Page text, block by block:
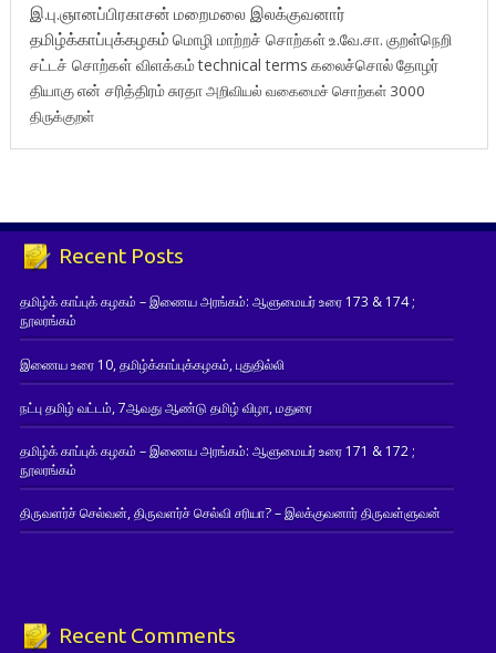
இ.பு.ஞானப்பிரகாசன் மறைமலை இலக்குவனார்
தமிழ்க்காப்புக்கழகம் மொழி மாற்றச் சொற்கள்உ.வே.சா. குறள்நெறி
சட்டச் சொற்கள் விளக்கம்technical terms கலைச்சொல்தோழர்
தியாகுஎன் சரித்திரம்சுரதாஅறிவியல் வகைமைச் சொற்கள் 3000
திருக்குறள்
Recent Posts
தமிழ்க் காப்புக் கழகம் – இணைய அரங்கம்: ஆளுமையர் உரை 173 & 174 ;
நூலரங்கம்
இணைய உரை 10, தமிழ்க்காப்புக்கழகம், புதுதில்லி
நட்பு தமிழ் வட்டம், 7ஆவது ஆண்டு தமிழ் விழா, மதுரை
தமிழ்க் காப்புக் கழகம் – இணைய அரங்கம்: ஆளுமையர் உரை 171 & 172 ;
நூலரங்கம்
திருவளர்ச் செல்வன், திருவளர்ச் செல்வி சரியா? – இலக்குவனார் திருவள்ளுவன்
Recent Comments